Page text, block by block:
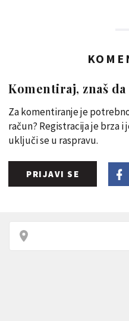
Komentiraj, znaš da
Za komentiranje je
račun? Registracija je brza
uključi se u raspravu.
PRIJAVI SE